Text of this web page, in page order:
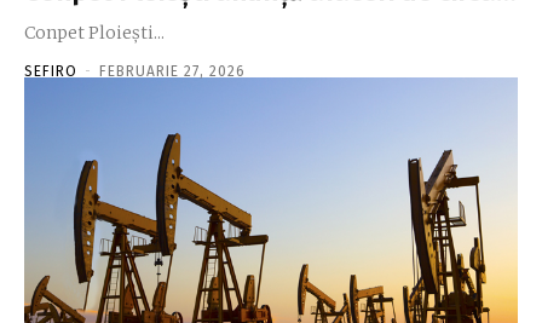
Conpet Ploieşti...
SEFIRO - FEBRUARIE 27, 2026